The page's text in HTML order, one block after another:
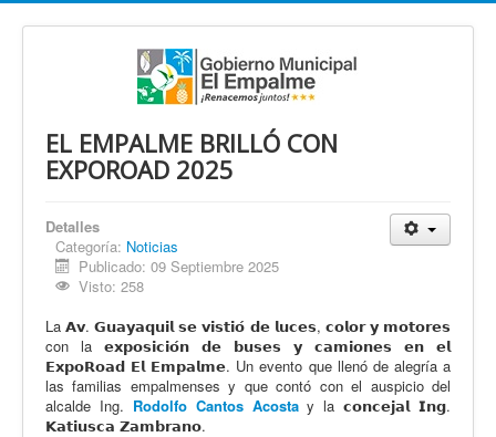
EL EMPALME BRILLÓ CON
EXPOROAD 2025
Detalles
Categoría: Noticias
Publicado: 09 Septiembre 2025
Visto: 258
La 𝗔𝘃. 𝗚𝘂𝗮𝘆𝗮𝗾𝘂𝗶𝗹 𝘀𝗲 𝘃𝗶𝘀𝘁𝗶𝗼́ 𝗱𝗲 𝗹𝘂𝗰𝗲𝘀, 𝗰𝗼𝗹𝗼𝗿 𝘆 𝗺𝗼𝘁𝗼𝗿𝗲𝘀
con la 𝗲𝘅𝗽𝗼𝘀𝗶𝗰𝗶𝗼́𝗻 𝗱𝗲 𝗯𝘂𝘀𝗲𝘀 𝘆 𝗰𝗮𝗺𝗶𝗼𝗻𝗲𝘀 𝗲𝗻 𝗲𝗹
𝗘𝘅𝗽𝗼𝗥𝗼𝗮𝗱 𝗘𝗹 𝗘𝗺𝗽𝗮𝗹𝗺𝗲. Un evento que llenó de alegría a
las familias empalmenses y que contó con el auspicio del
alcalde Ing. Rodolfo Cantos Acostay la 𝗰𝗼𝗻𝗰𝗲𝗷𝗮𝗹 𝗜𝗻𝗴.
𝗞𝗮𝘁𝗶𝘂𝘀𝗰𝗮 𝗭𝗮𝗺𝗯𝗿𝗮𝗻𝗼.